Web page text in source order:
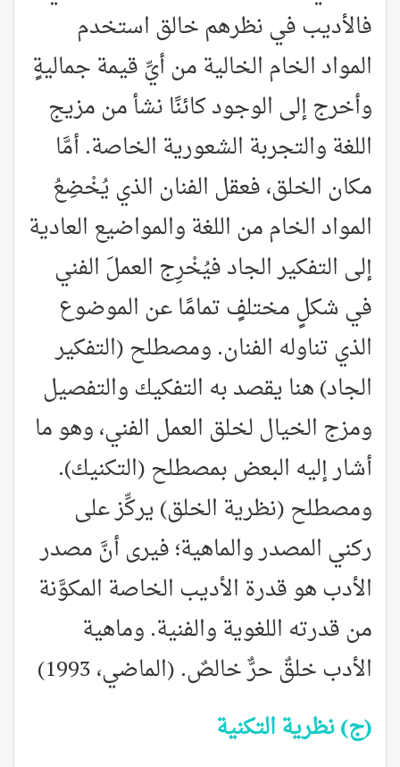
فالأديب في نظرهم خالق استخدم
المواد الخام الخالية من أيِّ قيمة جماليةٍ
وأخرج إلى الوجود كائنًا نشأ من مزيج
اللغة والتجربة الشعورية الخاصة. أمَّا
مكان الخلق، فعقل الفنان الذي يُخْضِعُ
المواد الخام من اللغة والمواضيع العادية
إلى التفكير الجاد فيُخْرِج العملَ الفني
في شكلٍ مختلفٍ تمامًا عن الموضوع
الذي تناوله الفنان. ومصطلح (التفكير
الجاد) هنا يقصد به التفكيك والتفصيل
ومزج الخيال لخلق العمل الفني، وهو ما
أشار إليه البعض بمصطلح (التكنيك).
ومصطلح (نظرية الخلق) يركِّز على
ركني المصدر والماهية؛ فيرى أنَّ مصدر
الأدب هو قدرة الأديب الخاصة المكوَّنة
من قدرته اللغوية والفنية. وماهية
الأدب خلقٌ حرٌّ خالصٌ. (الماضي، 1993)
(ج) نظرية التكنية